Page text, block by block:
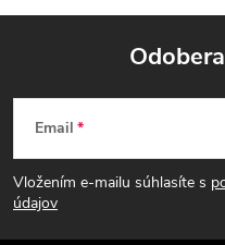
Z
á
p
Email
Vložením e-mailu súhlasíte s
údajov